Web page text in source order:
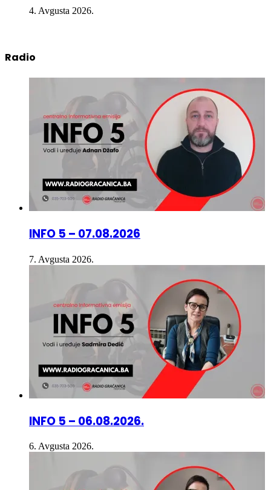
INFO 5 – 07.08.2026
7. Avgusta 2026.
INFO 5 – 06.08.2026.
6. Avgusta 2026.